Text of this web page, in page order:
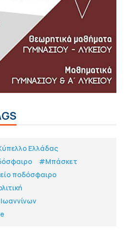
Ελλάδας
#Μπάσκετ
ποδόσφαιρο